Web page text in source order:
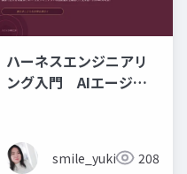
ハーネスエンジニアリ
ング入門 AIエージェ
smile_yukiko_it208